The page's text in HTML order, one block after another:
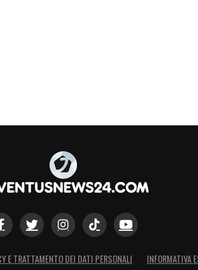
a lavorare»
E TRATTAMENTO DEI DATI PERSONALI INFORMATIVA